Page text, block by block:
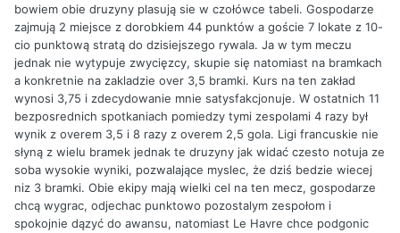
bowiem obie druzyny plasują sie w czołówce tabeli. Gospodarze
zajmują 2 miejsce z dorobkiem 44 punktów a goście 7 lokate z 10-
cio punktową stratą do dzisiejszego rywala. Ja w tym meczu
jednak nie wytypuje zwycięzcy, skupie się natomiast na bramkach
a konkretnie na zakladzie over 3,5 bramki. Kurs na ten zakład
wynosi 3,75 i zdecydowanie mnie satysfakcjonuje. W ostatnich 11
bezposrednich spotkaniach pomiedzy tymi zespolami 4 razy był
wynik z overem 3,5 i 8 razy z overem 2,5 gola. Ligi francuskie nie
słyną z wielu bramek jednak te druzyny jak widać czesto notuja ze
soba wysokie wyniki, pozwalające myslec, że dziś bedzie wiecej
niz 3 bramki. Obie ekipy mają wielki cel na ten mecz, gospodarze
chcą wygrac, odjechac punktowo pozostalym zespołom i
spokojnie dązyć do awansu, natomiast Le Havre chce podgonic